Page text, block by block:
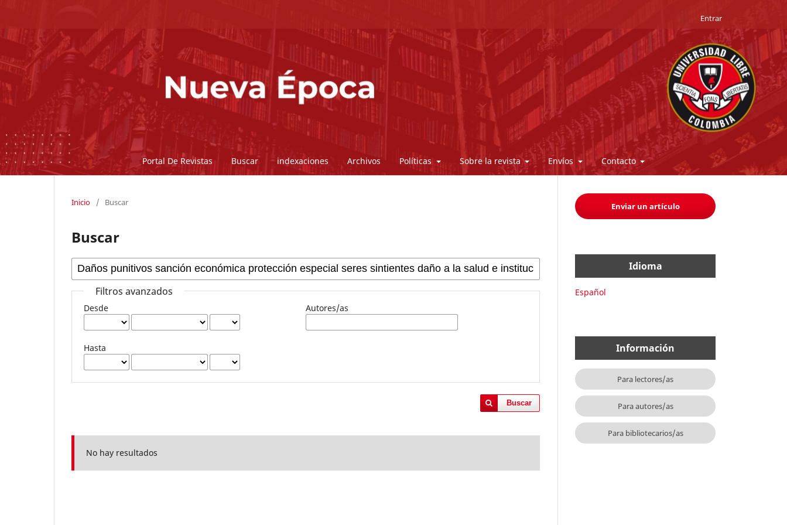
Portal De Revistas Buscar indexaciones Archivos Políticas Sobre la revista Envíos Contacto
Entrar
Inicio / Buscar
Buscar
Filtros avanzados
Desde
Hasta
Autores/as
Buscar
No hay resultados
Enviar un artículo
Idioma
Español
Información
Para lectores/as
Para autores/as
Para bibliotecarios/as